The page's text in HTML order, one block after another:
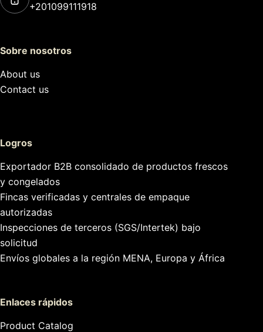
+201099111918
Sobre nosotros
About us
Contact us
Logros
Exportador B2B consolidado de productos frescos
y congelados
Fincas verificadas y centrales de empaque
autorizadas
Inspecciones de terceros (SGS/Intertek) bajo
solicitud
Envíos globales a la región MENA, Europa y África
Enlaces rápidos
Product Catalog